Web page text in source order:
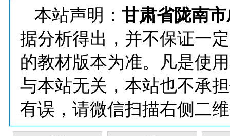
本站声明： 甘肃省陇南
据分析得出，并不保证一
的教材版本为准。凡是使
与本站无关，本站也不承
有误，请微信扫描右侧二